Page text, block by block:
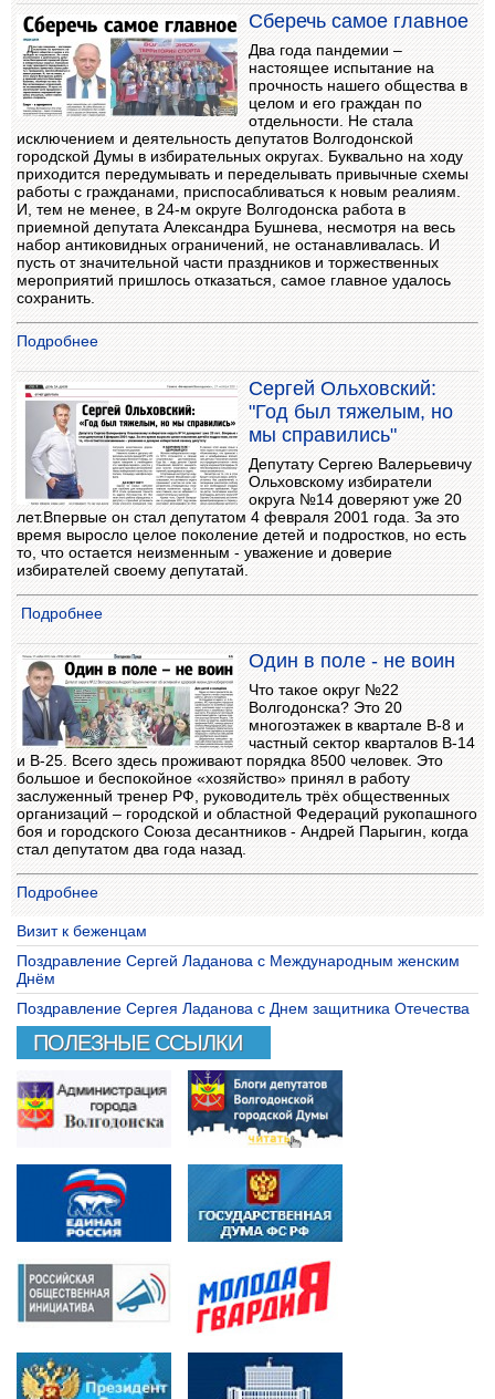
Сберечь самое главное
Два года пандемии –
настоящее испытание на
прочность нашего общества в
целом и его граждан по
отдельности. Не стала
исключением и деятельность депутатов Волгодонской
городской Думы в избирательных округах. Буквально на ходу
приходится передумывать и переделывать привычные схемы
работы с гражданами, приспосабливаться к новым реалиям.
И, тем не менее, в 24-м округе Волгодонска работа в
приемной депутата Александра Бушнева, несмотря на весь
набор антиковидных ограничений, не останавливалась. И
пусть от значительной части праздников и торжественных
мероприятий пришлось отказаться, самое главное удалось
сохранить.
Подробнее
Сергей Ольховский:
"Год был тяжелым, но
мы справились"
Депутату Сергею Валерьевичу
Ольховскому избиратели
округа №14 доверяют уже 20
лет.Впервые он стал депутатом 4 февраля 2001 года. За это
время выросло целое поколение детей и подростков, но есть
то, что остается неизменным - уважение и доверие
избирателей своему депутатай.
Подробнее
Один в поле - не воин
Что такое округ №22
Волгодонска? Это 20
многоэтажек в квартале В-8 и
частный сектор кварталов В-14
и В-25. Всего здесь проживают порядка 8500 человек. Это
большое и беспокойное «хозяйство» принял в работу
заслуженный тренер РФ, руководитель трёх общественных
организаций – городской и областной Федераций рукопашного
боя и городского Союза десантников - Андрей Парыгин, когда
стал депутатом два года назад.
Подробнее
Визит к беженцам
Поздравление Сергей Ладанова с Международным женским
Днём
Поздравление Сергея Ладанова с Днем защитника Отечества
ПОЛЕЗНЫЕ ССЫЛКИ